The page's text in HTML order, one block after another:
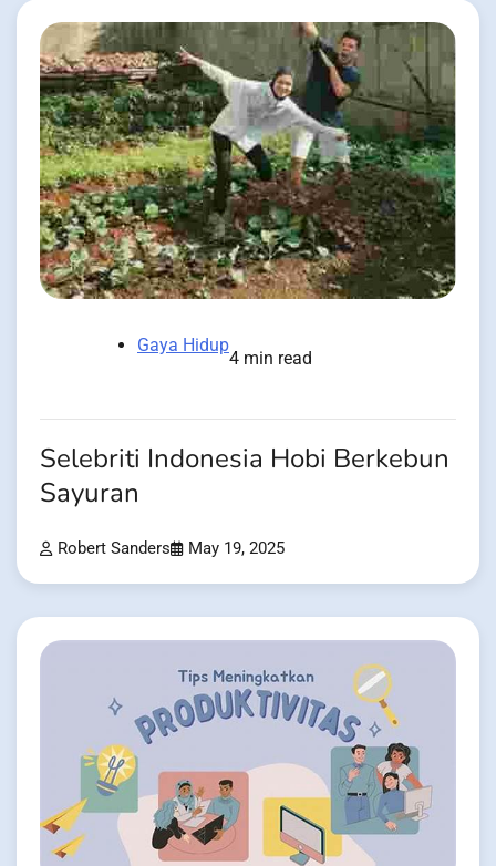
Gaya Hidup
4 min read
Selebriti Indonesia Hobi Berkebun
Sayuran
Robert Sanders May 19, 2025